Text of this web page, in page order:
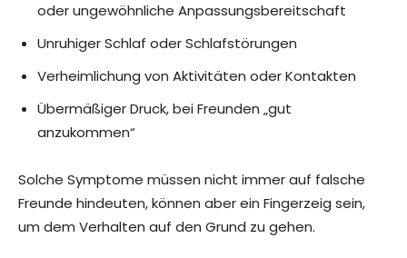
oder ungewöhnliche Anpassungsbereitschaft
Unruhiger Schlaf oder Schlafstörungen
Verheimlichung von Aktivitäten oder Kontakten
Übermäßiger Druck, bei Freunden „gut
anzukommen“
Solche Symptome müssen nicht immer auf falsche
Freunde hindeuten, können aber ein Fingerzeig sein,
um dem Verhalten auf den Grund zu gehen.